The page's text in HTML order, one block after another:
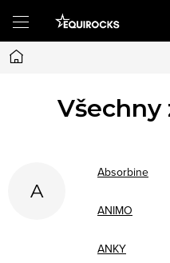
obsah
Domů
Všechny
A
Absorbine
ANIMO
ANKY